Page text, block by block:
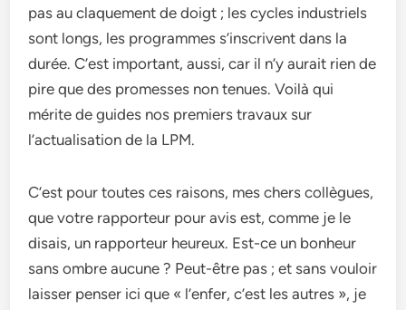
pas au claquement de doigt ; les cycles industriels
sont longs, les programmes s’inscrivent dans la
durée. C’est important, aussi, car il n’y aurait rien de
pire que des promesses non tenues. Voilà qui
mérite de guides nos premiers travaux sur
l’actualisation de la LPM.
C’est pour toutes ces raisons, mes chers collègues,
que votre rapporteur pour avis est, comme je le
disais, un rapporteur heureux. Est-ce un bonheur
sans ombre aucune ? Peut-être pas ; et sans vouloir
laisser penser ici que « l’enfer, c’est les autres », je